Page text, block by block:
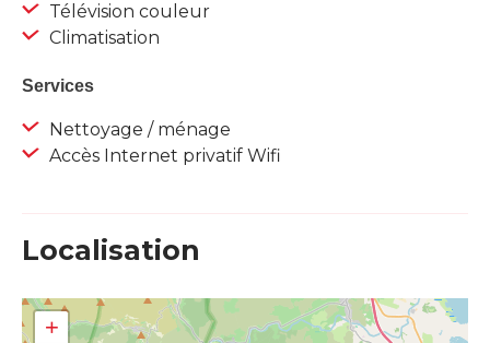
Télévision couleur
Climatisation
Services
Nettoyage / ménage
Accès Internet privatif Wifi
Localisation
+